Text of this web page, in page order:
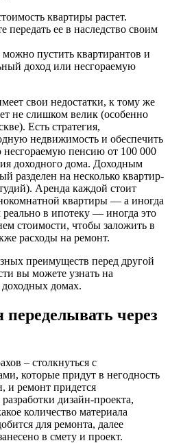
квартиры растет.
ее в наследство своим
пустить квартирантов и
доход или несгораемую
свои недостатки, к тому же
не слишком велик (особенно
Есть стратегия,
недвижимость и обеспечить
пенсию от 100 000
доходного дома. Доходным
разделен на несколько квартир-
Аренда каждой стоит
квартиры — а иногда
в ипотеку — иногда это
стоимости, чтобы заложить в
расходы на ремонт.
преимуществ перед другой
вы можете узнать на
доходных домах.
переделывать через
– столкнуться с
которые придут в негодность
и ремонт придется
дизайн-проекта,
количество материала
для ремонта, далее
в смету и проект.